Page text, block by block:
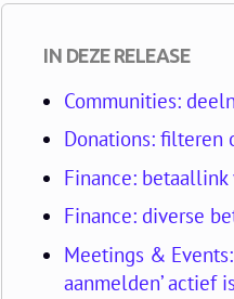
IN DEZE RELEASE
Communities:
Donations: filteren
Finance:
Finance: diverse
Meetings &
aanmelden’ actief is